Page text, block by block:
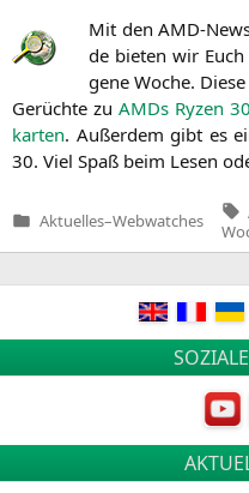
Mit den AMD-
de bie­ten wir
ge­ne Woche.
Gerüch­te zu AMDs Ryzen
kar­ten. Außer­dem gibt es
30. Viel Spaß beim Lesen
Veröffentlicht
Aktuelles–Webwatches